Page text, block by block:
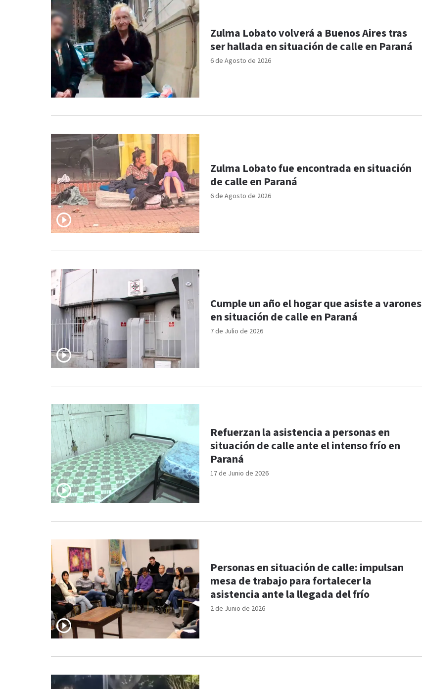
6 de Agosto de 2026
Zulma Lobato volverá a Buenos Aires tras
ser hallada en situación de calle en Paraná
6 de Agosto de 2026
Zulma Lobato fue encontrada en situación
de calle en Paraná
7 de Julio de 2026
Cumple un año el hogar que asiste a varones
en situación de calle en Paraná
17 de Junio de 2026
Refuerzan la asistencia a personas en
situación de calle ante el intenso frío en
Paraná
2 de Junio de 2026
Personas en situación de calle: impulsan
mesa de trabajo para fortalecer la
asistencia ante la llegada del frío